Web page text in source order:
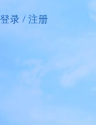
登录 / 注册